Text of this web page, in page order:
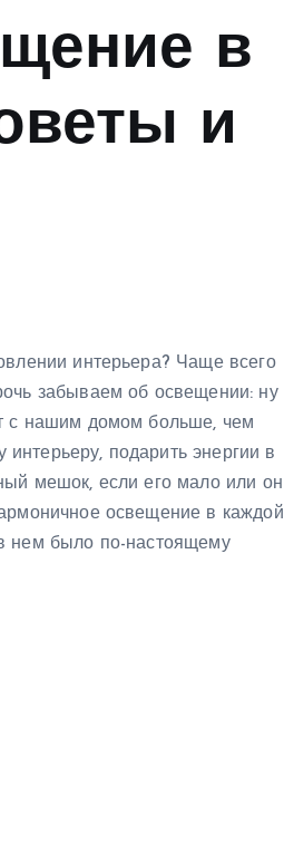
в
и
интерьера? Чаще всего
забываем об освещении: ну
с нашим домом больше, чем
подарить энергии в
мешок, если его мало или он
освещение в каждой
нем было по-настоящему